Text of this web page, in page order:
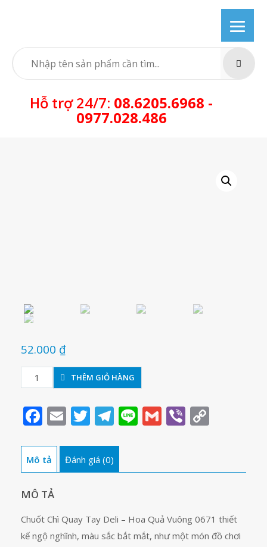
Hỗ trợ 24/7: 08.6205.6968 -
0977.028.486
52.000 ₫
Gọt
bút
0671
lượng
THÊM GIỎ HÀNG
Facebook
EmailTwitter
Telegram
LineGmail
Viber
Mô tả Đánh giá (0)
MÔ TẢ
Chuốt Chì Quay Tay Deli – Hoa Quả Vuông 0671 thiết
kế ngộ nghĩnh, màu sắc bắt mắt, như một món đồ chơi